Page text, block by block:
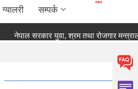
ग्यालरी सम्पर्क
नेपाल सरकार युवा, श्रम तथा रोजगार